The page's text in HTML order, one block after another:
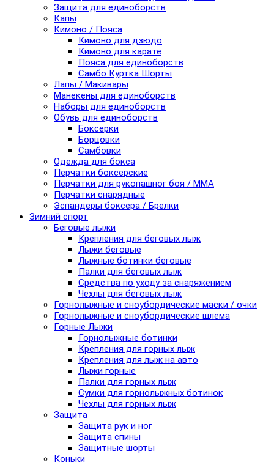
Защита для единоборств
Капы
Кимоно / Пояса
Кимоно для дзюдо
Кимоно для карате
Пояса для единоборств
Самбо Куртка Шорты
Лапы / Макивары
Манекены для единоборств
Наборы для единоборств
Обувь для единоборств
Боксерки
Борцовки
Самбовки
Одежда для бокса
Перчатки боксерские
Перчатки для рукопашног боя / ММА
Перчатки снарядные
Эспандеры боксера / Брелки
Зимний спорт
Беговые лыжи
Крепления для беговых лыж
Лыжи беговые
Лыжные ботинки беговые
Палки для беговых лыж
Средства по уходу за снаряжением
Чехлы для беговых лыж
Горнолыжные и сноубордические маски / очки
Горнолыжные и сноубордические шлема
Горные Лыжи
Горнолыжные ботинки
Крепления для горных лыж
Крепления для лыж на авто
Лыжи горные
Палки для горных лыж
Сумки для горнолыжных ботинок
Чехлы для горных лыж
Защита
Защита рук и ног
Защита спины
Защитные шорты
Коньки